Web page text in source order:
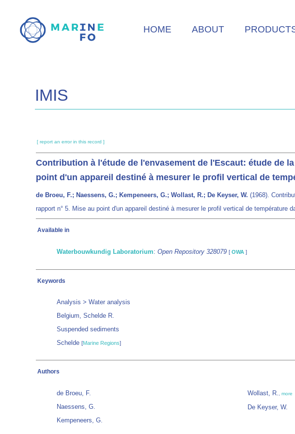
main
HOME ABOUT
IMIS
[ report an error in this record ]
Contribution à l'étude de l'envasement de l'Escaut: étude de
point d'un appareil destiné à mesurer le profil vertical de
de Broeu, F.; Naessens, G.; Kempeneers, G.; Wollast, R.; De Keyser, W. (1968).
rapport n° 5. Mise au point d'un appareil destiné à mesurer le profil vertical de température
Available in
Waterbouwkundig Laboratorium: Open Repository 328079 [ OWA ]
Keywords
Analysis > Water analysis
Belgium, Schelde R.
Suspended sediments
Schelde [Marine Regions]
Authors
de Broeu, F.
Naessens, G.
Kempeneers, G.
Wollast, R. more
De Keyser, W.